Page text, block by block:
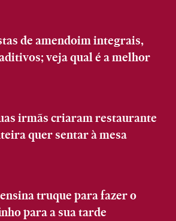
de amendoim integrais,
veja qual é a melhor
irmãs criaram restaurante
quer sentar à mesa
truque para fazer o
para a sua tarde